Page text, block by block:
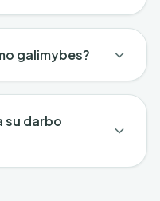
galimybes?
su darbo